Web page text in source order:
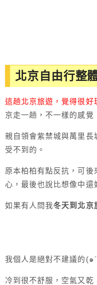
北京自由行整
這趟北京旅遊，覺得很好
京走一趟，不一樣的感覺
親自領會紫禁城與萬里長
受不到的。
原本柏柏有點反抗，可後
心，最後也說比想像中還
如果有人問我冬天到北京
我個人是絕對不建議的(๑
冷到很不舒服，空氣又